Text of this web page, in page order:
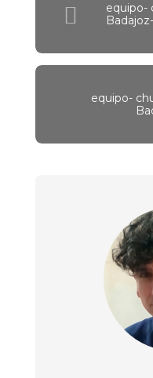
equipo-
equipo-